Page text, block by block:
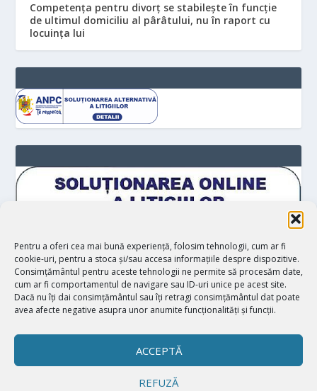
Pentru a oferi cea mai bună experiență, folosim tehnologii, cum ar fi
cookie-uri, pentru a stoca și/sau accesa informațiile despre dispozitive.
Consimțământul pentru aceste tehnologii ne permite să procesăm date,
cum ar fi comportamentul de navigare sau ID-uri unice pe acest site.
Dacă nu îți dai consimțământul sau îți retragi consimțământul dat poate
avea afecte negative asupra unor anumite funcționalități și funcții.
ACCEPTĂ
REFUZĂ
Competența pentru divorț se stabilește în funcție
de ultimul domiciliu al pârâtului, nu în raport cu
locuinţa lui